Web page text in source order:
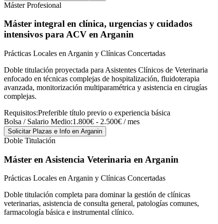
Máster Profesional
Máster integral en clínica, urgencias y cuidados
intensivos para ACV en Arganin
Prácticas Locales en Arganin y Clínicas Concertadas
Doble titulación proyectada para Asistentes Clínicos de Veterinaria
enfocado en técnicas complejas de hospitalización, fluidoterapia
avanzada, monitorización multiparamétrica y asistencia en cirugías
complejas.
Requisitos:Preferible título previo o experiencia básica
Bolsa / Salario Medio:1.800€ - 2.500€ / mes
Solicitar Plazas e Info en Arganin
Doble Titulación
Máster en Asistencia Veterinaria en Arganin
Prácticas Locales en Arganin y Clínicas Concertadas
Doble titulación completa para dominar la gestión de clínicas
veterinarias, asistencia de consulta general, patologías comunes,
farmacología básica e instrumental clínico.